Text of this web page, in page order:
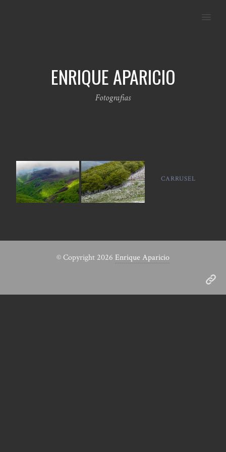
ENRIQUE APARICIO
Fotografias
CARRUSEL
© Copyright 2026 Enrique Aparicio